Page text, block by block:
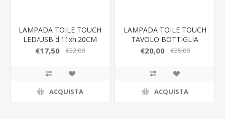
LAMPADA TOILE TOUCH
LED/USB d.11xh.20CM
COLOR/BOX
€17,50 €22,00
ACQUISTA
LAMPADA TOILE TOUCH
TAVOLO BOTTIGLIA
LED/USB d.11xh.38CM
€20,00 €25,00
ACQUISTA